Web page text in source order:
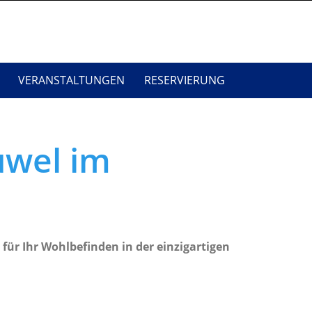
VERANSTALTUNGEN RESERVIERUNG
im
Ihr Wohlbefinden in der einzigartigen